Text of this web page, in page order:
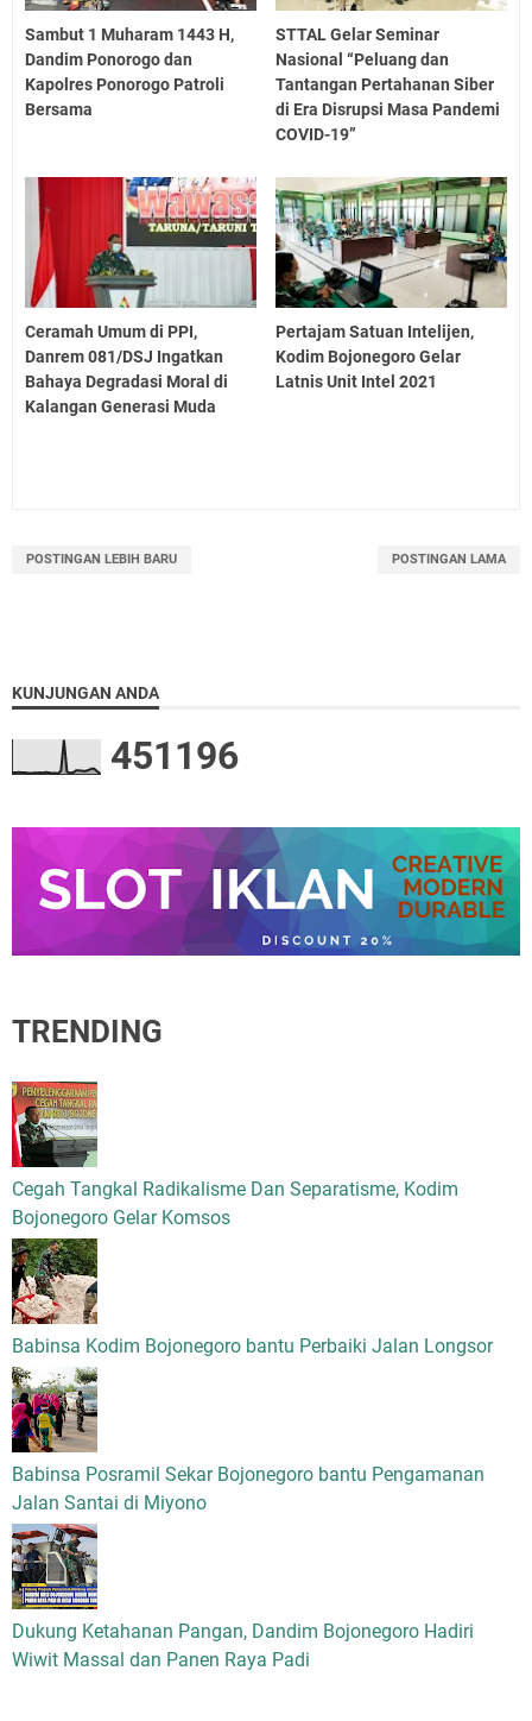
Sambut 1 Muharam 1443 H,
Dandim Ponorogo dan
Kapolres Ponorogo Patroli
Bersama
STTAL Gelar Seminar
Nasional “Peluang dan
Tantangan Pertahanan Siber
di Era Disrupsi Masa Pandemi
COVID-19”
Ceramah Umum di PPI,
Danrem 081/DSJ Ingatkan
Bahaya Degradasi Moral di
Kalangan Generasi Muda
Pertajam Satuan Intelijen,
Kodim Bojonegoro Gelar
Latnis Unit Intel 2021
POSTINGAN LEBIH BARU POSTINGAN LAMA
KUNJUNGAN ANDA
451196
TRENDING
Cegah Tangkal Radikalisme Dan Separatisme, Kodim
Bojonegoro Gelar Komsos
Babinsa Kodim Bojonegoro bantu Perbaiki Jalan Longsor
Babinsa Posramil Sekar Bojonegoro bantu Pengamanan
Jalan Santai di Miyono
Dukung Ketahanan Pangan, Dandim Bojonegoro Hadiri
Wiwit Massal dan Panen Raya Padi